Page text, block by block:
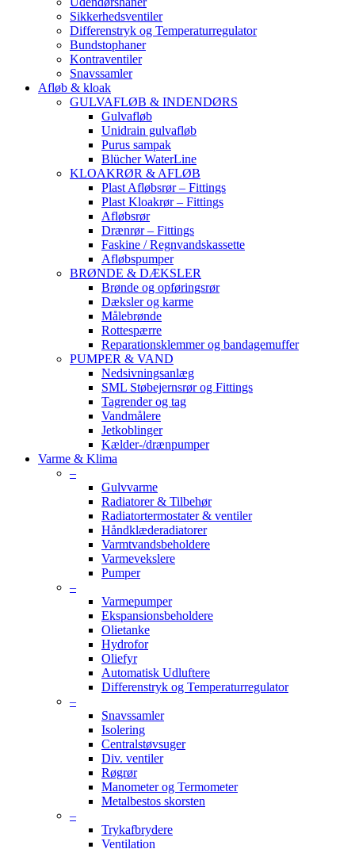
Sikkerhedsventiler
Differenstryk og Temperaturregulator
Bundstophaner
Kontraventiler
Snavssamler
Afløb & kloak
GULVAFLØB & INDENDØRS
Gulvafløb
Unidrain gulvafløb
Purus sampak
Blücher WaterLine
KLOAKRØR & AFLØB
Plast Afløbsrør – Fittings
Plast Kloakrør – Fittings
Afløbsrør
Drænrør – Fittings
Faskine / Regnvandskassette
Afløbspumper
BRØNDE & DÆKSLER
Brønde og opføringsrør
Dæksler og karme
Målebrønde
Rottespærre
Reparationsklemmer og bandagemuffer
PUMPER & VAND
Nedsivningsanlæg
SML Støbejernsrør og Fittings
Tagrender og tag
Vandmålere
Jetkoblinger
Kælder-/drænpumper
Varme & Klima
–
Gulvvarme
Radiatorer & Tilbehør
Radiatortermostater & ventiler
Håndklæderadiatorer
Varmtvandsbeholdere
Varmevekslere
Pumper
–
Varmepumper
Ekspansionsbeholdere
Olietanke
Hydrofor
Oliefyr
Automatisk Udluftere
Differenstryk og Temperaturregulator
–
Snavssamler
Isolering
Centralstøvsuger
Div. ventiler
Røgrør
Manometer og Termometer
Metalbestos skorsten
–
Trykafbrydere
Ventilation